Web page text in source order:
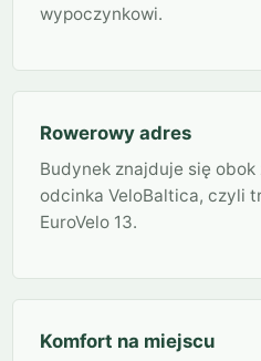
wypoczynkowi.
Rowerowy adres
Budynek znajduje się
odcinka VeloBaltica, czyli
EuroVelo 13.
Komfort na miejscu